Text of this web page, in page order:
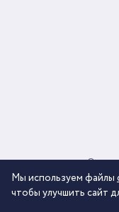
2026 © ООО
О
Политика
Мы используем файлы
чтобы улучшить сайт